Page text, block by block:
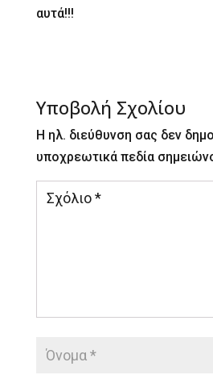
αυτά!!!
Υποβολή Σχολίου
Η ηλ. διεύθυνση σας δεν
υποχρεωτικά πεδία